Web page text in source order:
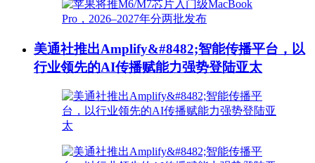
美通社推出Amplify&#8482;智能传播平台，以
行业领先的AI传播赋能力强势登陆亚太